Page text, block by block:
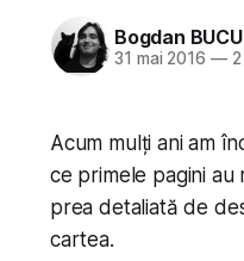
Bogdan
31 mai 2016 —2
Acum mulți ani am
ce primele pagini
prea detaliată de
cartea.